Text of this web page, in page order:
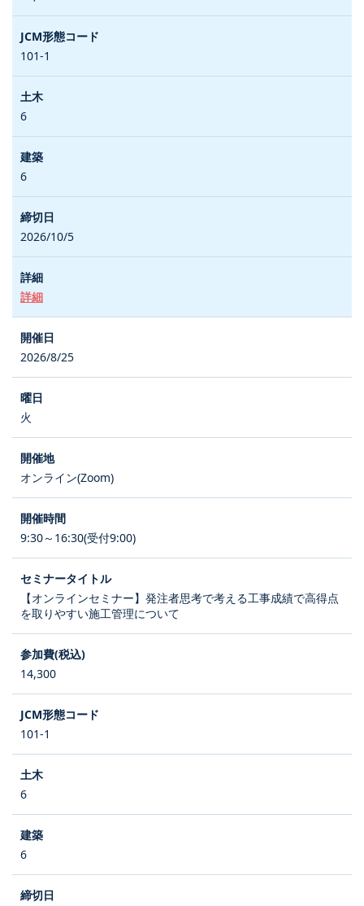
101-1
6
6
2026/10/5
詳細
2026/8/25
火
オンライン(Zoom)
9:30～16:30(受付9:00)
【オンラインセミナー】発注者思考で考える工事成績で高得点
を取りやすい施工管理について
14,300
101-1
6
6